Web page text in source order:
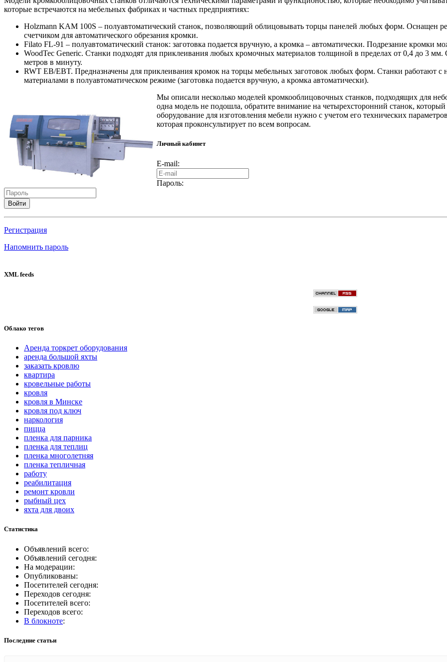
которые встречаются на мебельных фабриках и частных предприятиях:
Holzmann KAM 100S – полуавтоматический станок, позволяющий облицовывать торцы панелей любых форм. Оснащен
счетчиком для автоматического обрезания кромки.
Filato FL-91 – полуавтоматический станок: заготовка подается вручную, а кромка – автоматически. Подрезание кромки
WoodTec Generic. Станки подходят для приклеивания любых кромочных материалов толщиной в пределах от 0,4 до 3 мм.
метров в минуту.
RWT EB/EBT. Предназначены для приклеивания кромок на торцы мебельных заготовок любых форм. Станки работают
материалами в полуавтоматическом режиме (заготовка подается вручную, а кромка автоматически).
Мы описали несколько моделей кромкооблицовочных станков, подходящих для
одна модель не подошла, обратите внимание на четырехсторонний станок,
оборудование для изготовления мебели нужно с учетом его технических
которая проконсультирует по всем вопросам.
Личный кабинет
E-mail:
Пароль:
Войти
Регистрация
Напомнить пароль
XML feeds
Облако тегов
Аренда торкрет оборудования
аренда большой яхты
заказать кровлю
квартира
кровельные работы
кровля
кровля в Минске
кровля под ключ
наркология
пицца
пленка для парника
пленка для теплиц
пленка многолетняя
пленка тепличная
работу
реабилитация
ремонт кровли
рыбный цех
яхта для двоих
Статистика
Объявлений всего:
Объявлений сегодня:
На модерации:
Опубликованы:
Посетителей сегодня:
Переходов сегодня:
Посетителей всего:
Переходов всего:
В блокноте:
Последние статьи